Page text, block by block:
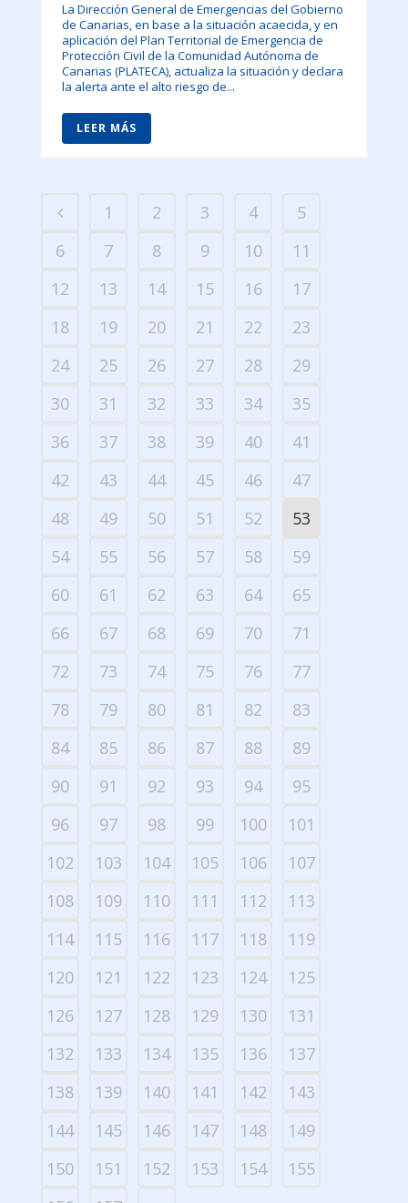
La Dirección General de Emergencias del Gobierno
de Canarias, en base a la situación acaecida, y en
aplicación del Plan Territorial de Emergencia de
Protección Civil de la Comunidad Autónoma de
Canarias (PLATECA), actualiza la situación y declara
la alerta ante el alto riesgo de...
LEER MÁS
1 2 3 4
5
6
7 8 9 10
11
12
13 14 15 16
17
18
19 20 21 22
23
24
25 26 27 28
29
30
31 32 33 34
35
36
37 38 39 40
41
42
43 44 45 46
47
48
49 50 51 52
53
54
55 56 57 58
59
60
61 62 63 64
65
66
67 68 69 70
71
72
73 74 75 76
77
78
79 80 81 82
83
84
85 86 87 88
89
90
91 92 93 94
95
96
97 98 99 100
101
102
103 104 105 106
107
108
109 110 111 112
113
114
115 116 117 118
119
120
121 122 123 124
125
126
127 128 129 130
131
132
133 134 135 136
137
138
139 140 141 142
143
144
145 146 147 148
149
150
151 152 153 154
155